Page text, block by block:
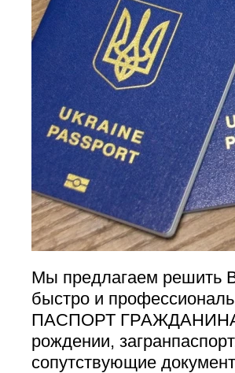
Мы предлагаем решить
быстро и
ПАСПОРТ ГРАЖДАНИНА
рождении,
сопутствующие